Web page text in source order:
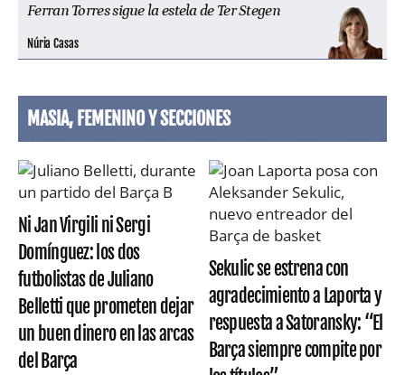
Ferran Torres sigue la estela de Ter Stegen
Núria Casas
MASIA, FEMENINO Y SECCIONES
Ni Jan Virgili ni Sergi
Domínguez: los dos
futbolistas de Juliano
Belletti que prometen dejar
un buen dinero en las arcas
del Barça
Sekulic se estrena con
agradecimiento a Laporta y
respuesta a Satoransky: “El
Barça siempre compite por